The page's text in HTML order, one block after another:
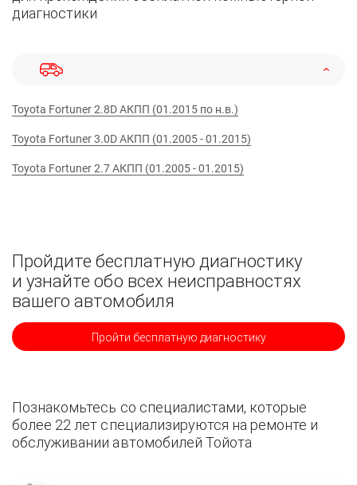
диагностики
Toyota Fortuner 2.8D АКПП (01.2015 по н.в.)
Toyota Fortuner 3.0D АКПП (01.2005 - 01.2015)
Toyota Fortuner 2.7 АКПП (01.2005 - 01.2015)
Пройдите бесплатную диагностику
и узнайте обо всех неисправностях
вашего автомобиля
Пройти бесплатную диагностику
Познакомьтесь со специалистами, которые
более 22 лет специализируются на ремонте и
обслуживании автомобилей Тойота